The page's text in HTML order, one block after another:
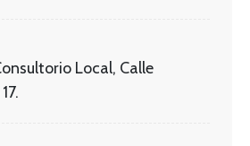
Local, Calle